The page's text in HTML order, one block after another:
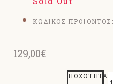
ΚΩΔΙΚΟΣ ΠΡΟΪΟΝΤΟΣ:
129,00€
ΠΟΣΌΤΗΤΑ